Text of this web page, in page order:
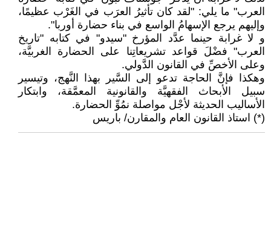
العرب" ما يلي: "لقد كان تأثيرُ العرَب في الغَرْب عظيمًا،
وإليهم يرجع الإسهامُ الواسع في بناء حضارة أوربا".
و لا غرابة حينما عدَّد المؤرخ "سيدو" في كتابه "تاريخ
العرب" فضْلَ قواعد تشريعاتِنا على الحضارة الغربيَّة،
وعلى الأخصِّ في القانون الدَّولي.
وهكذا فإنَّ الحاجة تدعو إلى السَّير بهذا النَّهج، وتيسير
سبيل الأبحاث الفقهيَّة والقانونية المعمَّقة، وابتكار
الأساليب الحديثة لأجْل مواصلة نمُوِّ الحضارة.
(*) استاذ القانون العام والمقارن/ باريس